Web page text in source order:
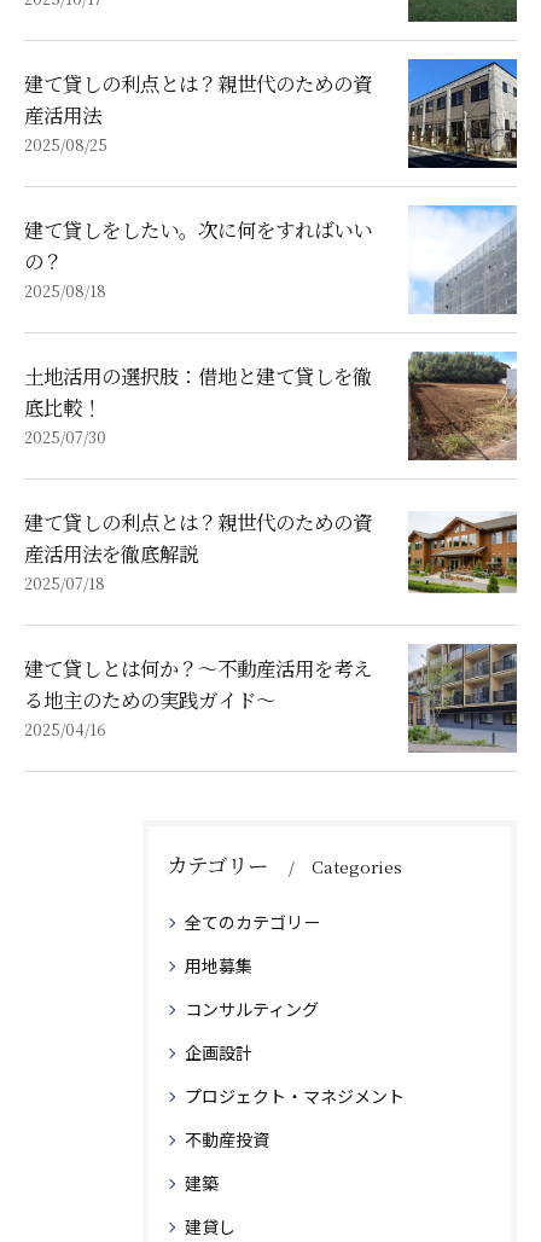
建て貸しの利点とは？親世代のための資
産活用法
2025/08/25
建て貸しをしたい。次に何をすればいい
の？
2025/08/18
土地活用の選択肢：借地と建て貸しを徹
底比較！
2025/07/30
建て貸しの利点とは？親世代のための資
産活用法を徹底解説
2025/07/18
建て貸しとは何か？～不動産活用を考え
る地主のための実践ガイド～
2025/04/16
カテゴリー Categories
全てのカテゴリー
用地募集
コンサルティング
企画設計
プロジェクト・マネジメント
不動産投資
建築
建貸し